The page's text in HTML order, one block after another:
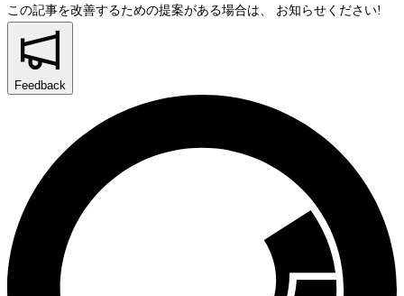
この記事を改善するための提案がある場合は、 お知らせください!
Feedback